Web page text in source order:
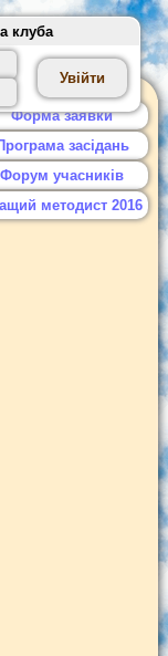
клуба
Форма заявки
засідань
Форум учасників
методист 2016